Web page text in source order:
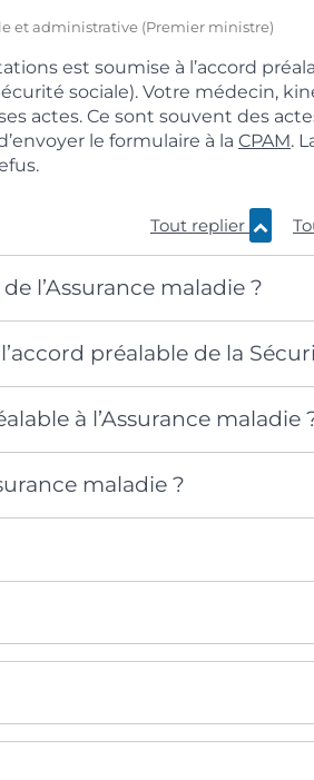
et administrative (Premier ministre)
est soumise à l’accord
sociale). Votre médecin,
actes. Ce sont souvent des
le formulaire à la CPAM.
Tout replier
l’Assurance maladie ?
préalable de la
à l’Assurance maladie
maladie ?